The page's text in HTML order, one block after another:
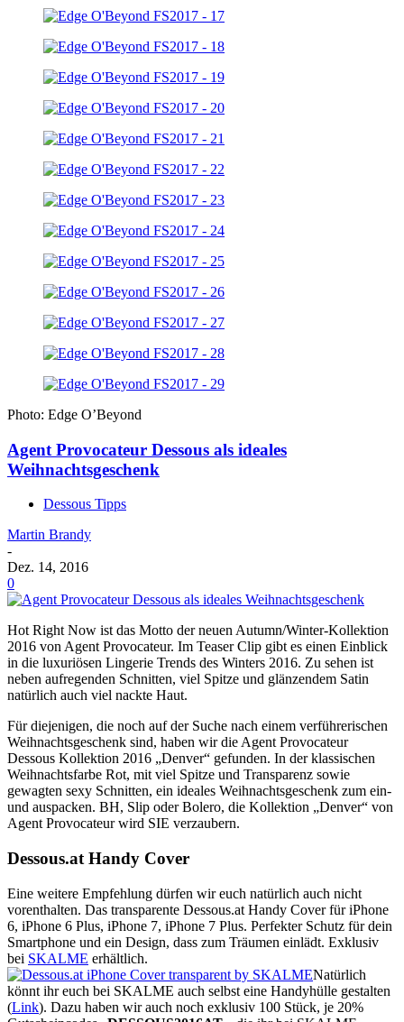
Photo: Edge O’Beyond
Agent Provocateur Dessous als ideales
Weihnachtsgeschenk
Dessous Tipps
Martin Brandy
-
Dez. 14, 2016
0
Hot Right Now ist das Motto der neuen Autumn/Winter-Kollektion
2016 von Agent Provocateur. Im Teaser Clip gibt es einen Einblick
in die luxuriösen Lingerie Trends des Winters 2016. Zu sehen ist
neben aufregenden Schnitten, viel Spitze und glänzendem Satin
natürlich auch viel nackte Haut.
Für diejenigen, die noch auf der Suche nach einem verführerischen
Weihnachtsgeschenk sind, haben wir die Agent Provocateur
Dessous Kollektion 2016 „Denver“ gefunden. In der klassischen
Weihnachtsfarbe Rot, mit viel Spitze und Transparenz sowie
gewagten sexy Schnitten, ein ideales Weihnachtsgeschenk zum ein-
und auspacken. BH, Slip oder Bolero, die Kollektion „Denver“ von
Agent Provocateur wird SIE verzaubern.
Dessous.at Handy Cover
Eine weitere Empfehlung dürfen wir euch natürlich auch nicht
vorenthalten. Das transparente Dessous.at Handy Cover für iPhone
6, iPhone 6 Plus, iPhone 7, iPhone 7 Plus. Perfekter Schutz für dein
Smartphone und ein Design, dass zum Träumen einlädt. Exklusiv
bei SKALME erhältlich.
Natürlich
könnt ihr euch bei SKALME auch selbst eine Handyhülle gestalten
(Link). Dazu haben wir auch noch exklusiv 100 Stück, je 20%